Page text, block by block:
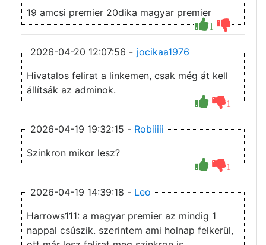
1
19 amcsi premier 20dika magyar premier
2026-04-20 12:07:56 - jocikaa1976
1
Hivatalos felirat a linkemen, csak még át kell
állítsák az adminok.
2026-04-19 19:32:15 - Robiiiii
1
Szinkron mikor lesz?
2026-04-19 14:39:18 - Leo
Harrows111: a magyar premier az mindig 1
nappal csúszik. szerintem ami holnap felkerül,